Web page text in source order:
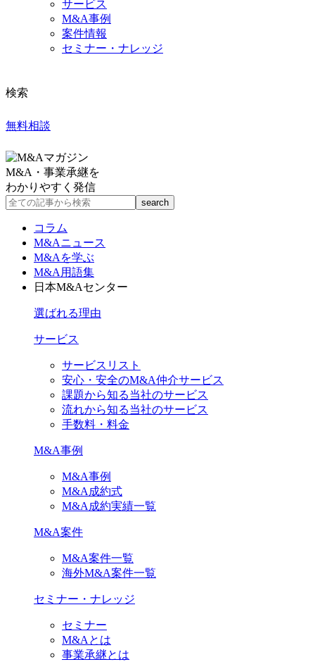
サービス
M&A事例
案件情報
セミナー・ナレッジ
検索
無料相談
M&A・事業承継を
わかりやすく発信
コラム
M&Aニュース
M&Aを学ぶ
M&A用語集
日本M&Aセンター
選ばれる理由
サービス
サービスリスト
安心・安全のM&A仲介サービス
課題から知る当社のサービス
流れから知る当社のサービス
手数料・料金
M&A事例
M&A事例
M&A成約式
M&A成約実績一覧
M&A案件
M&A案件一覧
海外M&A案件一覧
セミナー・ナレッジ
セミナー
M&Aとは
事業承継とは